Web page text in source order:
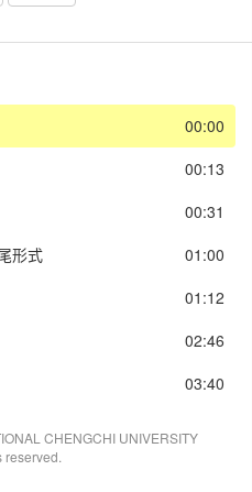
00:00
00:13
00:31
01:00
形式
01:12
02:46
03:40
CHENGCHI UNIVERSITY
reserved.